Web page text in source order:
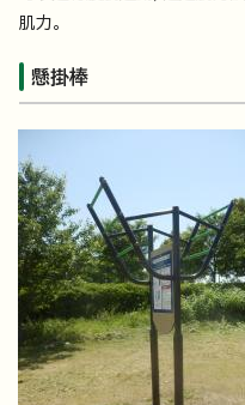
肌力。
懸掛棒